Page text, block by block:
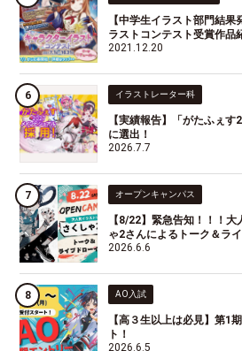
【中学生イラスト部門結
ラストコンテスト受賞作品
2021.12.20
イラストレーター科
【実績報告】「がたふぇ
に選出！
2026.7.7
オープンキャンパス
【8/22】緊急告知！！！
ゃ2さんによるトーク＆ラ
2026.6.6
AO入試
【高３生以上は必見】第1
ト！
2026.6.5